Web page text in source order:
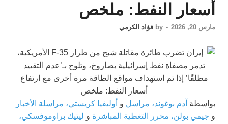
أسعار النفط: ملخص
مارس 20, 2026 -
by فؤاد الكرمي
بواسطة آدم بوغوند، مراسل و أوليفيا كريستي، مراسلة الأخبار
و جيمي بولن، محرر التغطية المباشرة و ليتيك براوموفسكي،